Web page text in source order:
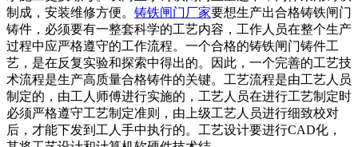
制成，安装维修方便。 铸铁闸门厂家要想生产出合格铸铁闸门
铸件，必须要有一整套科学的工艺内容，工作人员在整个生产
过程中应严格遵守的工作流程。一个合格的铸铁闸门铸件工
艺，是在反复实验和探索中得出的。因此，一个完善的工艺技
术流程是生产高质量合格铸件的关键。工艺流程是由工艺人员
制定的，由工人师傅进行实施的，工艺人员在进行工艺制定时
必须严格遵守工艺制定准则，由上级工艺人员进行细致校对
后，才能下发到工人手中执行的。工艺设计要进行CAD化，